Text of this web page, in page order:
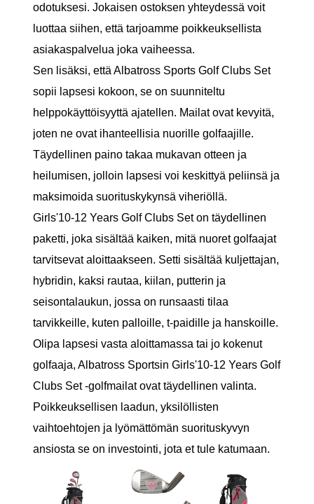
odotuksesi. Jokaisen ostoksen yhteydessä voit
luottaa siihen, että tarjoamme poikkeuksellista
asiakaspalvelua joka vaiheessa.
Sen lisäksi, että Albatross Sports Golf Clubs Set
sopii lapsesi kokoon, se on suunniteltu
helppokäyttöisyyttä ajatellen. Mailat ovat kevyitä,
joten ne ovat ihanteellisia nuorille golfaajille.
Täydellinen paino takaa mukavan otteen ja
heilumisen, jolloin lapsesi voi keskittyä peliinsä ja
maksimoida suorituskykynsä viheriöllä.
Girls'10-12 Years Golf Clubs Set on täydellinen
paketti, joka sisältää kaiken, mitä nuoret golfaajat
tarvitsevat aloittaakseen. Setti sisältää kuljettajan,
hybridin, kaksi rautaa, kiilan, putterin ja
seisontalaukun, jossa on runsaasti tilaa
tarvikkeille, kuten palloille, t-paidille ja hanskoille.
Olipa lapsesi vasta aloittamassa tai jo kokenut
golfaaja, Albatross Sportsin Girls'10-12 Years Golf
Clubs Set -golfmailat ovat täydellinen valinta.
Poikkeuksellisen laadun, yksilöllisten
vaihtoehtojen ja lyömättömän suorituskyvyn
ansiosta se on investointi, jota et tule katumaan.